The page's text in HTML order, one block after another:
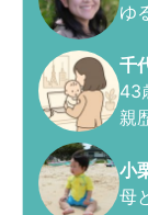
ゆ
千
43
親
小
母